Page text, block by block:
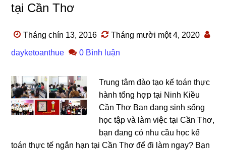
tại Cần Thơ
Tháng chín 13, 2016 Tháng mười một 4, 2020
dayketoanthue 0 Bình luận
Trung tâm đào tạo kế toán thực
hành tổng hợp tại Ninh Kiều
Cần Thơ Bạn đang sinh sống
học tập và làm việc tại Cần Thơ,
bạn đang có nhu cầu học kế
toán thực tế ngắn hạn tại Cần Thơ để đi làm ngay? Bạn